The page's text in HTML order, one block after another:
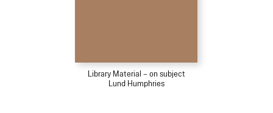
Library Material – on subject
Lund Humphries